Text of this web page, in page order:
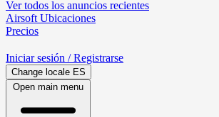
Ver todos los anuncios recientes
Airsoft Ubicaciones
Precios
Iniciar sesión / Registrarse
Change locale ES
Open main menu